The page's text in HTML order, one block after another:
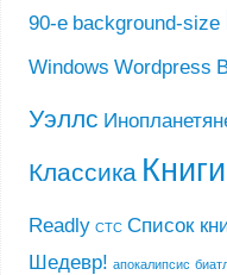
90-е background-size
Windows Wordpress
Уэллс
Классика Книги
Readly СТС Список
Шедевр! апокалипсис